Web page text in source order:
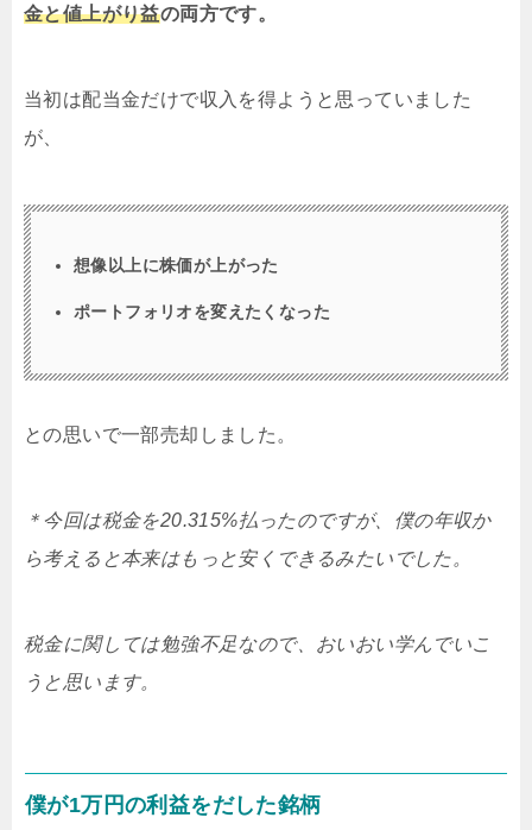
金と値上がり益の両方です。
当初は配当金だけで収入を得ようと思っていました
が、
想像以上に株価が上がった
ポートフォリオを変えたくなった
との思いで一部売却しました。
＊今回は税金を20.315%払ったのですが、僕の年収か
ら考えると本来はもっと安くできるみたいでした。
税金に関しては勉強不足なので、おいおい学んでいこ
うと思います。
僕が1万円の利益をだした銘柄